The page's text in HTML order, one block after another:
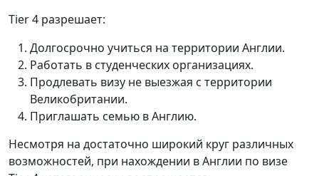
Tier4 разрешает:
Долгосрочно учиться на территории Англии.
Работать в студенческих организациях.
Продлевать визу не выезжая с территории
Великобритании.
Приглашать семью вАнглию.
Несмотря на достаточно широкий круг различных
возможностей, при нахождении вАнглии по визе